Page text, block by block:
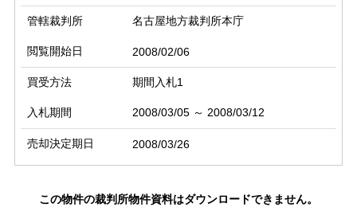
管轄裁判所 名古屋地方裁判所本庁
閲覧開始日 2008/02/06
買受方法 期間入札1
入札期間 2008/03/05 ～ 2008/03/12
売却決定期日 2008/03/26
この物件の裁判所物件資料はダウンロードできません。